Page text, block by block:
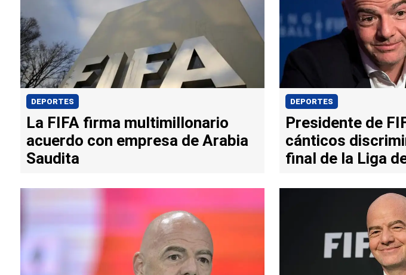
DEPORTES
La FIFA firma multimillonario
acuerdo con empresa de Arabia
Saudita
DEPORTES
Presidente de
cánticos
final de la Liga